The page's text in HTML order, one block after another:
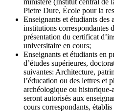
Pietre Dure, École pour la
Enseignants et étudiants des
institutions correspondantes
présentation du certificat
universitaire en cours;
Enseignants et étudiants en
d’études supérieures,
suivantes: Architecture,
l’éducation ou des lettres et
archéologique ou
seront autorisés aux
cours correspondants,